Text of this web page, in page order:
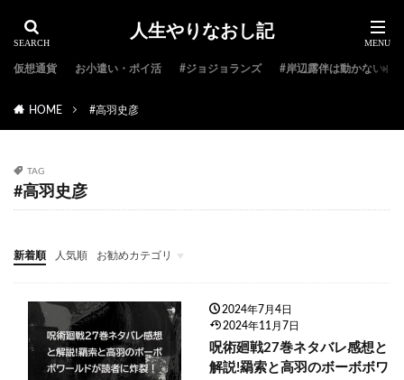
人生やりなおし記
仮想通貨 お小遣い・ポイ活 #ジョジョランズ #岸辺露伴は動かない
HOME #高羽史彦
TAG
#高羽史彦
新着順 人気順 お勧めカテゴリ
#ジョジョ特集
#ジョジョのキャラクター紹介
#ジョジョランキング
#ジョジョアニメ
#ジョジョランズ
#岸辺露伴は動かない
#ジョジョ小説
2024年7月4日
2024年11月7日
呪術廻戦27巻ネタバレ感想と
解説!羂索と高羽のボーボボワ